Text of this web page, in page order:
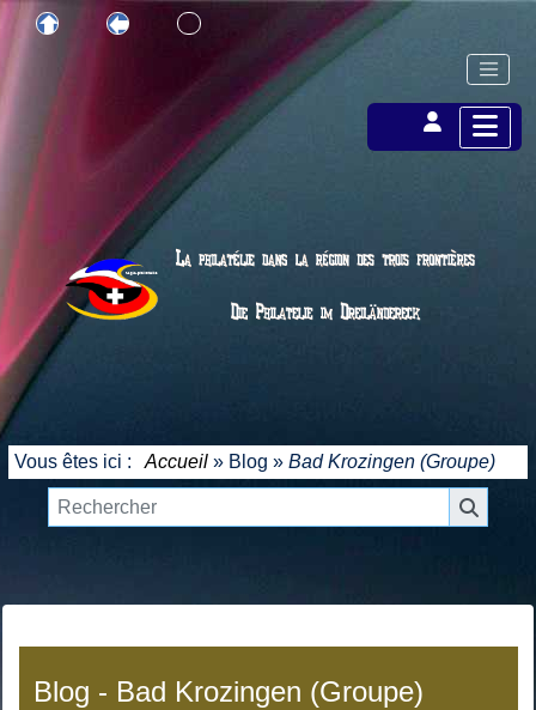
Vous êtes ici : Accueil » Blog » Bad Krozingen (Groupe)
Blog - Bad Krozingen (Groupe)